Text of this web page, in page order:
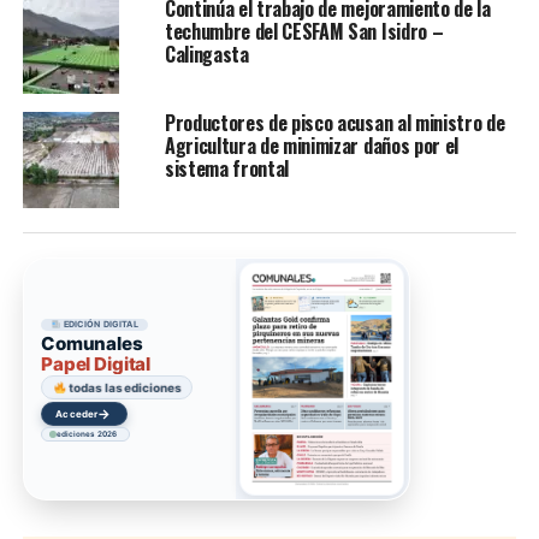
Continúa el trabajo de mejoramiento de la
techumbre del CESFAM San Isidro –
Calingasta
Productores de pisco acusan al ministro de
Agricultura de minimizar daños por el
sistema frontal
EDICIÓN DIGITAL
Comunales
Papel Digital
todas las ediciones
Acceder→
ediciones 2026